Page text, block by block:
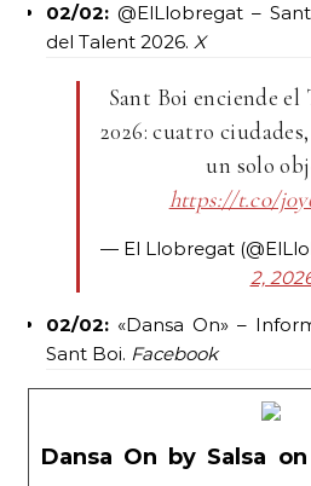
02/02: @ElLlobregat –
del Talent 2026. X
Sant Boi enciende
2026: cuatro
un solo
https://t.co/
— El Llobregat
2,
02/02: «Dansa On» –
Sant Boi. Facebook
Dansa On by Salsa